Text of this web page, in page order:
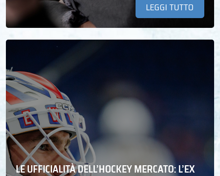
LEGGI TUTTO
LE UFFICIALITÀ DELL’HOCKEY MERCATO: L’EX